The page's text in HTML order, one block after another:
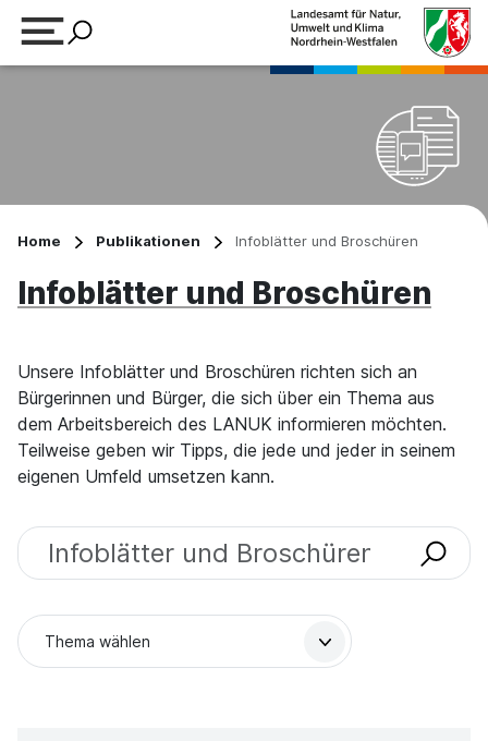
Home Publikationen Infoblätter und Broschüren
Infoblätter und Broschüren
Unsere Infoblätter und Broschüren richten sich an
Bürgerinnen und Bürger, die sich über ein Thema aus
dem Arbeitsbereich des LANUK informieren möchten.
Teilweise geben wir Tipps, die jede und jeder in seinem
eigenen Umfeld umsetzen kann.
Ausgaben finden